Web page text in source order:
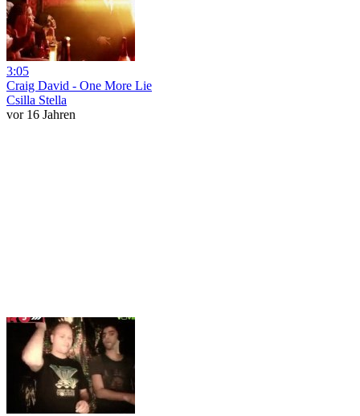
3:05
Craig David - One More Lie
Csilla Stella
vor 16 Jahren